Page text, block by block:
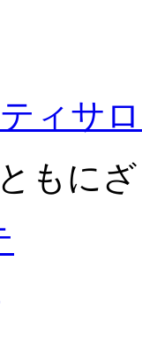
ィサ
もに